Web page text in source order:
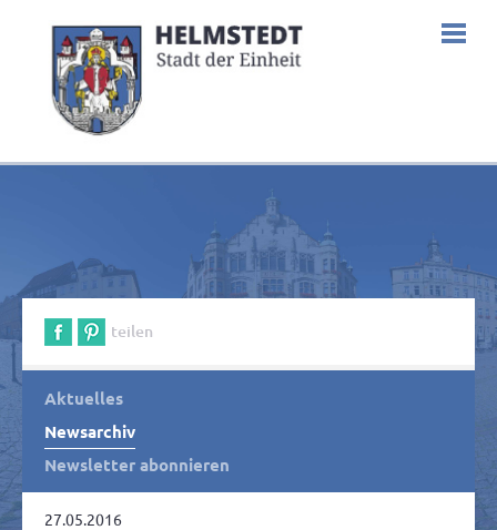
teilen
Aktuelles
Newsarchiv
Newsletter abonnieren
27.05.2016